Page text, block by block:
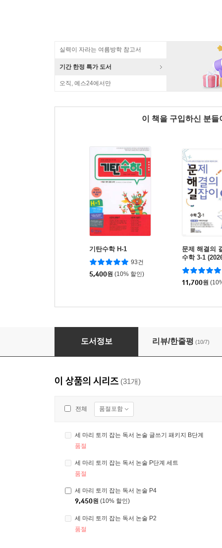
실력이 자라는 여름방학 참고서
기간 한정 특가 도서
오직, 예스24에서만
이 책을 구입하신 분
기탄수학 H-1
93건
5,400원 (10% 할인)
문제 해결의
수학 3-1
11,700원
세 마리 토끼 잡는 독서 논술 C4
도서정보 리뷰/한줄평 (10/7)
이 상품의 시리즈 (31개)
전체 품절포함
세 마리 토끼 잡는 독서 논술 글쓰기 패키지 B단계
품절
세 마리 토끼 잡는 독서 논술 P단계 세트
품절
세 마리 토끼 잡는 독서 논술 P4
9,450원 (10% 할인)
세 마리 토끼 잡는 독서 논술 P2
품절